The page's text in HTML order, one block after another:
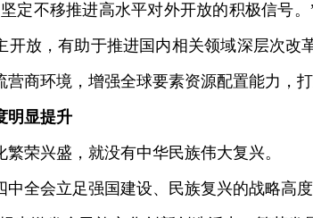
不移推进高水平对外开放的积极信号。
开放，有助于推进国内相关领域深层次改
营商环境，增强全球要素资源配置能力，
明显提升
兴盛，就没有中华民族伟大复兴。
会立足强国建设、民族复兴的战略高度